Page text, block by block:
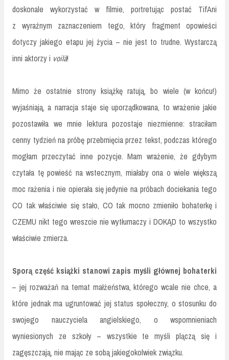
doskonale wykorzystać w filmie, portretując postać TifAni
z wyraźnym zaznaczeniem tego, który fragment opowieści
dotyczy jakiego etapu jej życia – nie jest to trudne. Wystarczą
inni aktorzy i voilà!
Mimo że ostatnie strony książkę ratują, bo wiele (w końcu!)
wyjaśniają, a narracja staje się uporządkowana, to wrażenie jakie
pozostawiła we mnie lektura pozostaje niezmienne: straciłam
cenny tydzień na próbę przebrnięcia przez tekst, podczas którego
mogłam przeczytać inne pozycje. Mam wrażenie, że gdybym
czytała tę powieść na wstecznym, miałaby ona o wiele większą
moc rażenia i nie opierała się jedynie na próbach dociekania tego
CO tak właściwie się stało, CO tak mocno zmieniło bohaterkę i
CZEMU nikt tego wreszcie nie wytłumaczy i DOKĄD to wszystko
właściwie zmierza.
Sporą część książki stanowi zapis myśli głównej bohaterki
– jej rozważań na temat małżeństwa, którego wcale nie chce, a
które jednak ma ugruntować jej status społeczny, o stosunku do
swojego nauczyciela angielskiego, o wspomnieniach
wyniesionych ze szkoły – wszystkie te myśli plączą się i
zagęszczają, nie mając ze sobą jakiegokolwiek związku.